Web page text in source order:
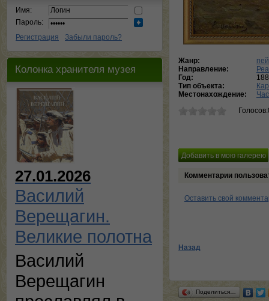
Имя:
Пароль:
Регистрация
Забыли пароль?
Колонка хранителя музея
27.01.2026
Василий
Верещагин.
Великие полотна
Василий
Верещагин
Жанр:
Направление:
Год:
Тип объекта:
Местонахождение:
Комментарии
Оставить свой
Назад
Поделиться…